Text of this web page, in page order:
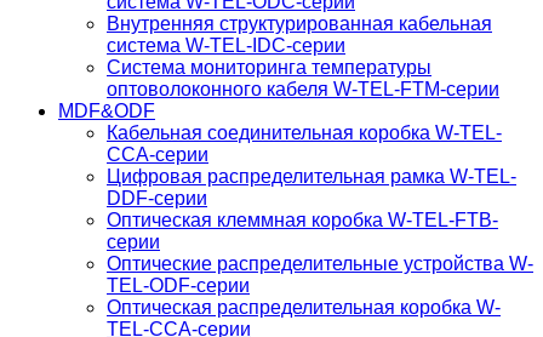
Внутренняя структурированная кабельная
система W-TEL-IDC-серии
Система мониторинга температуры
оптоволоконного кабеля W-TEL-FTM-серии
MDF&ODF
Кабельная соединительная коробка W-TEL-
CCA-серии
Цифровая распределительная рамка W-TEL-
DDF-серии
Оптическая клеммная коробка W-TEL-FTB-
серии
Оптические распределительные устройства W-
TEL-ODF-серии
Оптическая распределительная коробка W-
TEL-CCA-серии